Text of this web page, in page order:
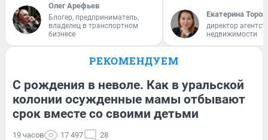
Олег Арефьев
Блогер, предприниматель,
владелец в транспортном
бизнесе
Екатерина
директор
недвижимости
РЕКОМЕНДУЕМ
С рождения в неволе. Как в уральской
колонии осужденные мамы отбывают
срок вместе со своими детьми
19 часов 17 497 28